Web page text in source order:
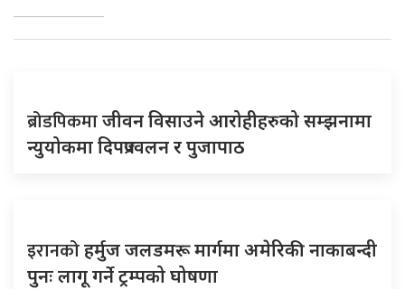
ब्रोडपिकमाजीवन विसाउने आरोहीहरुको सम्झनामा
न्युयोकमा दिपप्रज्वलन र पुजापाठ
इरानकोहर्मुज जलडमरू मार्गमा अमेरिकी नाकाबन्दी
पुनः लागू गर्ने ट्रम्पको घोषणा